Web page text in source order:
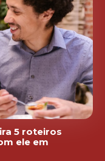
5 roteiros
ele em